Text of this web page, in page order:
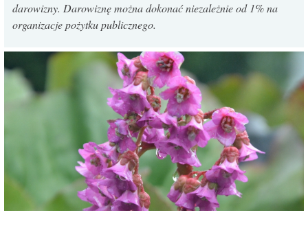
darowizny. Darowiznę można dokonać niezależnie od 1% na
organizacje pożytku publicznego.